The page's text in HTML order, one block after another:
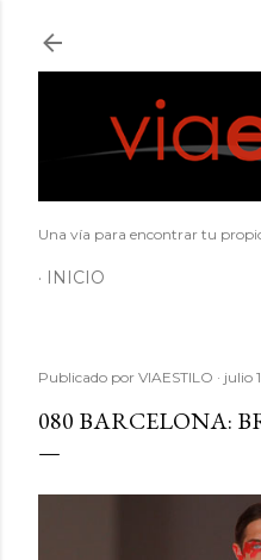
Una vía para encontrar tu
INICIO
Publicado por VIAESTILO julio
080 BARCELONA: